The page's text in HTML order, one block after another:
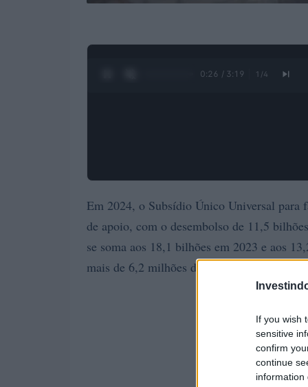
If you wish
sensitive
confirm
continue
information
0:28 / 3:19 1 /4
Em 2024, o Subsídio Único Universal para
de apoio, com o desembolso de 11,5
se soma aos 18,1 bilhões em 2023 e aos
mais de 6,2 milhões de famílias receberam